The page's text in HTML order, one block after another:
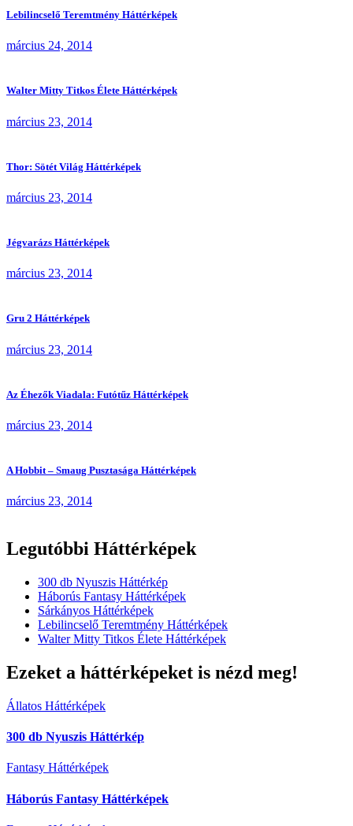
Lebilincselő Teremtmény Háttérképek
március 24, 2014
Walter Mitty Titkos Élete Háttérképek
március 23, 2014
Thor: Sötét Világ Háttérképek
március 23, 2014
Jégvarázs Háttérképek
március 23, 2014
Gru 2 Háttérképek
március 23, 2014
Az Éhezők Viadala: Futótűz Háttérképek
március 23, 2014
A Hobbit – Smaug Pusztasága Háttérképek
március 23, 2014
Legutóbbi Háttérképek
300 db Nyuszis Háttérkép
Háborús Fantasy Háttérképek
Sárkányos Háttérképek
Lebilincselő Teremtmény Háttérképek
Walter Mitty Titkos Élete Háttérképek
Ezeket a háttérképeket is nézd meg!
Állatos Háttérképek
300 db Nyuszis Háttérkép
Fantasy Háttérképek
Háborús Fantasy Háttérképek